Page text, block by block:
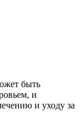
быть
и
и уходу за